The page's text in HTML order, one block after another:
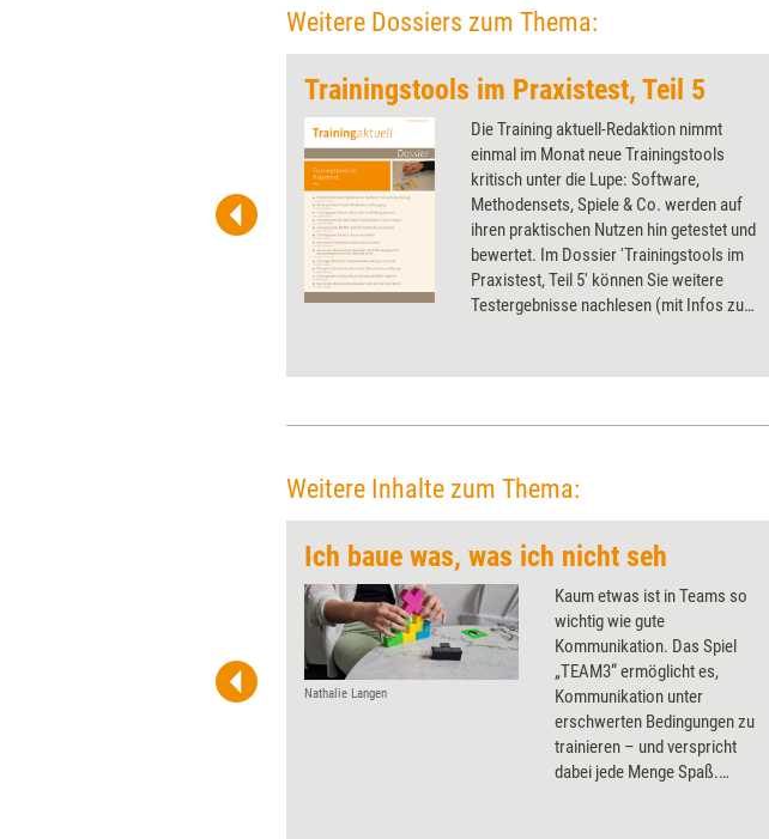
Weitere Dossiers zum Thema:
Trainingstools im Praxistest, Teil 5
Die Training aktuell-Redaktion nimmt
einmal im Monat neue Trainingstools
kritisch unter die Lupe: Software,
Methodensets, Spiele & Co. werden auf
ihren praktischen Nutzen hin getestet und
bewertet. Im Dossier 'Trainingstools im
Praxistest, Teil 5' können Sie weitere
Testergebnisse nachlesen (mit Infos zu
und Kartensets, eine Trainings-DVD und ein
Weitere Inhalte zum Thema:
Ich baue was, was ich nicht seh
Nathalie Langen
Kaum etwas ist in Teams so
wichtig wie gute
Kommunikation. Das Spiel
„TEAM3“ ermöglicht es,
Kommunikation unter
erschwerten Bedingungen zu
trainieren – und verspricht
dabei jede Menge Spaß.